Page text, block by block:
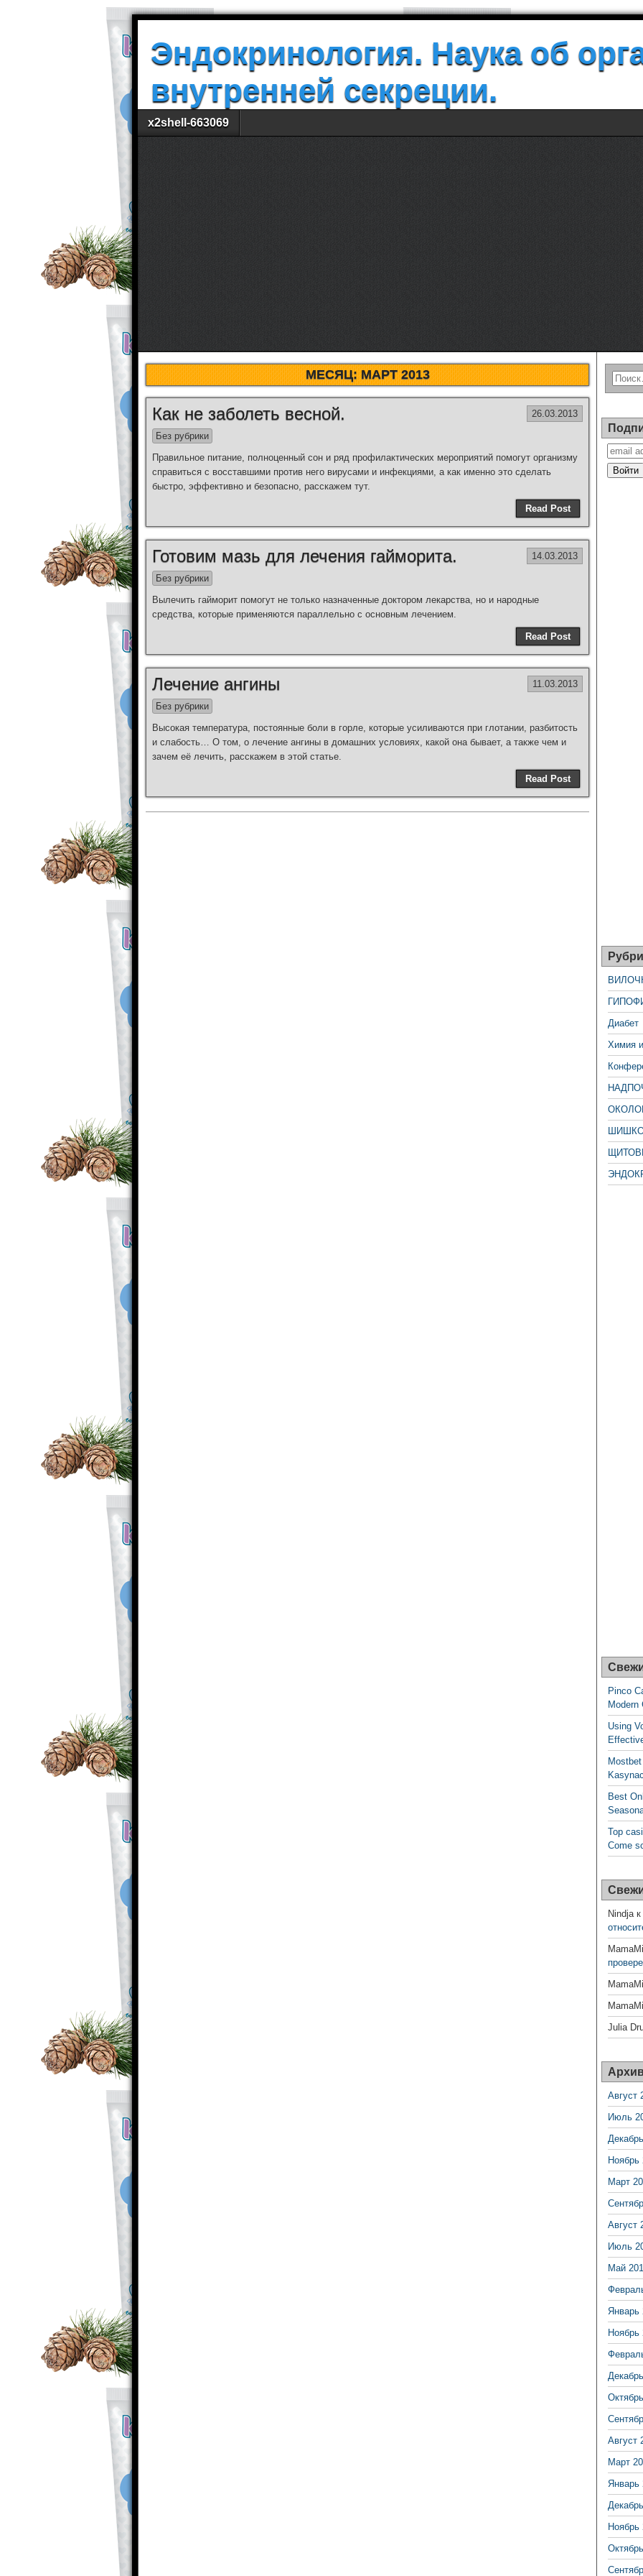
Эндокринология. Наука об
внутренней секреции.
x2shell-663069
МЕСЯЦ:МАРТ 2013
Как не заболеть весной. 26.03.2013
Без рубрики
Правильное питание, полноценный сон и ряд профилактических мероприятий помогут организму
справиться с восставшими против него вирусами и инфекциями, а как именно это сделать
быстро, эффективно и безопасно, расскажем тут.
Read Post
Готовим мазь для лечения гайморита. 14.03.2013
Без рубрики
Вылечить гайморит помогут не только назначенные доктором лекарства, но и народные
средства, которые применяются параллельно с основным лечением.
Read Post
Лечение ангины 11.03.2013
Без рубрики
Высокая температура, постоянные боли в горле, которые усиливаются при глотании, разбитость
и слабость… О том, о лечение ангины в домашних условиях, какой она бывает, а также чем и
зачем её лечить, расскажем в этой статье.
Read Post
Диабет
Химия
Pinco
Modern
Using
Best
Top
Come
Nindjaк
Julia
Август
Июль
Ноябрь
Март
Август
Июль
Май
Январь
Ноябрь
Август
Март
Январь
Ноябрь